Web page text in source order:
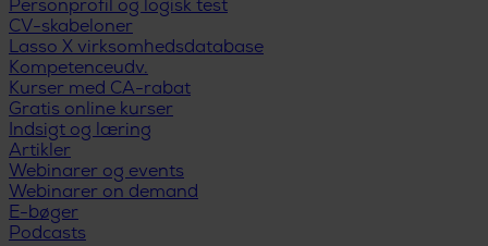
Personprofil og logisk test
CV-skabeloner
Lasso X virksomhedsdatabase
Kompetenceudv.
Kurser med CA-rabat
Gratis online kurser
Indsigt og læring
Artikler
Webinarer og events
Webinarer on demand
E-bøger
Podcasts